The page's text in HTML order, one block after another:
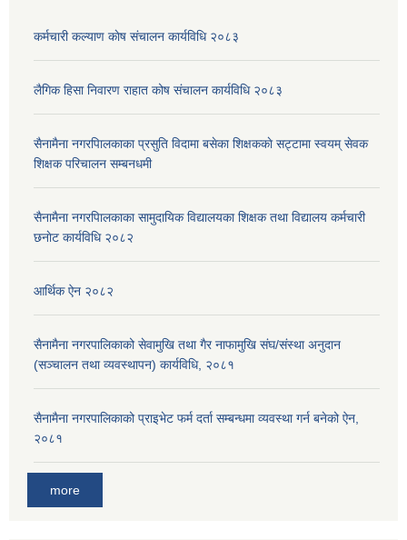
कर्मचारी कल्याण काेष संचालन कार्यविधि २०८३
लैगिक हिसा निवारण राहात कोष संचालन कार्यविधि २०८३
सैनामैना नगरपािलकाका प्रसुति विदामा बसेका शिक्षककाे सट्टामा स्वयम् सेवक
शिक्षक परिचालन सम्बनधमी
सैनामैना नगरपािलकाका सामुदायिक विद्यालयका शिक्षक तथा विद्यालय कर्मचारी
छनाेट कार्यविधि २०८२
आर्थिक ऐन २०८२
सैनामैना नगरपालिकाको सेवामुखि तथा गैर नाफामुखि संघ/संस्था अनुदान
(सञ्चालन तथा व्यवस्थापन) कार्यविधि, २०८१
सैनामैना नगरपालिकाको प्राइभेट फर्म दर्ता सम्बन्धमा व्यवस्था गर्न बनेको ऐन,
२०८१
more